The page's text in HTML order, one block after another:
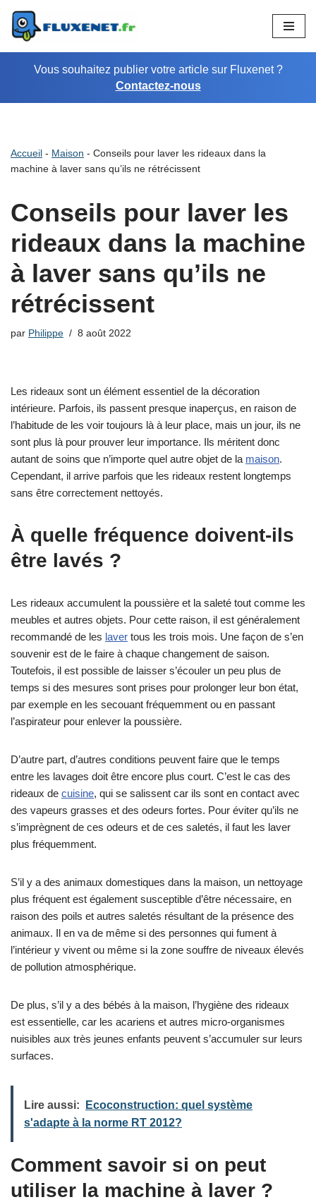
Aller
au
contenuVous souhaitez publier votre article sur Fluxenet ?
Contactez-nous
Accueil - Maison - Conseils pour laver les rideaux dans la
machine à laver sans qu’ils ne rétrécissent
Conseils pour laver les
rideaux dans la machine
à laver sans qu’ils ne
rétrécissent
par Philippe 8 août 2022
Les rideaux sont un élément essentiel de la décoration
intérieure. Parfois, ils passent presque inaperçus, en raison de
l’habitude de les voir toujours là à leur place, mais un jour, ils ne
sont plus là pour prouver leur importance. Ils méritent donc
autant de soins que n’importe quel autre objet de la maison.
Cependant, il arrive parfois que les rideaux restent longtemps
sans être correctement nettoyés.
À quelle fréquence doivent-ils
être lavés ?
Les rideaux accumulent la poussière et la saleté tout comme les
meubles et autres objets. Pour cette raison, il est généralement
recommandé de les laver tous les trois mois. Une façon de s’en
souvenir est de le faire à chaque changement de saison.
Toutefois, il est possible de laisser s’écouler un peu plus de
temps si des mesures sont prises pour prolonger leur bon état,
par exemple en les secouant fréquemment ou en passant
l’aspirateur pour enlever la poussière.
D’autre part, d’autres conditions peuvent faire que le temps
entre les lavages doit être encore plus court. C’est le cas des
rideaux de cuisine, qui se salissent car ils sont en contact avec
des vapeurs grasses et des odeurs fortes. Pour éviter qu’ils ne
s’imprègnent de ces odeurs et de ces saletés, il faut les laver
plus fréquemment.
S’il y a des animaux domestiques dans la maison, un nettoyage
plus fréquent est également susceptible d’être nécessaire, en
raison des poils et autres saletés résultant de la présence des
animaux. Il en va de même si des personnes qui fument à
l’intérieur y vivent ou même si la zone souffre de niveaux élevés
de pollution atmosphérique.
De plus, s’il y a des bébés à la maison, l’hygiène des rideaux
est essentielle, car les acariens et autres micro-organismes
nuisibles aux très jeunes enfants peuvent s’accumuler sur leurs
surfaces.
Lire aussi:
Ecoconstruction: quel système
s'adapte à la norme RT 2012?
Comment savoir si on peut
utiliser la machine à laver ?